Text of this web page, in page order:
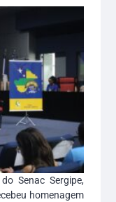
Senac Sergipe,
homenagem